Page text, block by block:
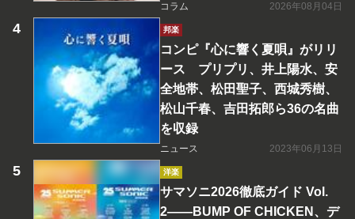
コラム 2026年08月04日
邦楽
コンピ『心に響く夏唄』がリリ
ース プリプリ、井上陽水、安
全地帯、松田聖子、西城秀樹、
松山千春、吉田拓郎ら36の名曲
を収録
ニュース 2023年06月13日
洋楽
サマソニ2026徹底ガイド Vol.
2――BUMP OF CHICKEN、デ